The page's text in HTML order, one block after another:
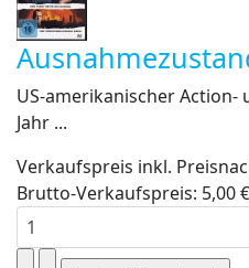
US-amerikanischer Action-
Jahr ...
Verkaufspreis inkl.
Brutto-Verkaufspreis: 5,00 €